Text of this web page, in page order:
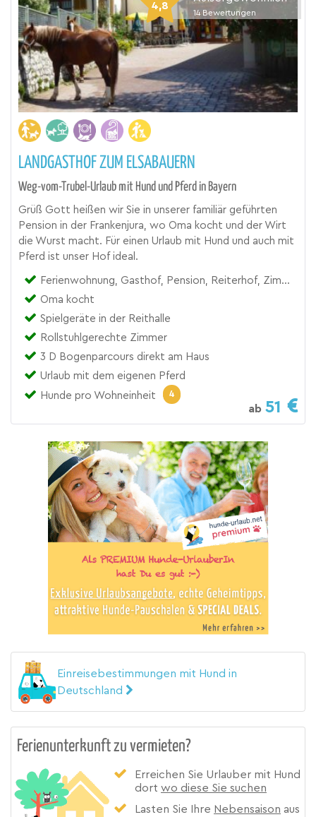
4,8
14 Bewertungen
LANDGASTHOF ZUM ELSABAUERN
Weg-vom-Trubel-Urlaub mit Hund und Pferd in Bayern
Grüß Gott heißen wir Sie in unserer familiär geführten
Pension in der Frankenjura, wo Oma kocht und der Wirt
die Wurst macht. Für einen Urlaub mit Hund und auch mit
Pferd ist unser Hof ideal.
Ferienwohnung, Gasthof, Pension, Reiterhof, Zimmer
Oma kocht
Spielgeräte in der Reithalle
Rollstuhlgerechte Zimmer
3 D Bogenparcours direkt am Haus
Urlaub mit dem eigenen Pferd
Hunde pro Wohneinheit
4
ab 51
Einreisebestimmungen mit Hund in
Deutschland
Ferienunterkunft zu vermieten?
Erreichen Sie Urlauber mit Hund
dort wo diese Sie suchen
Lasten Sie Ihre Nebensaison aus